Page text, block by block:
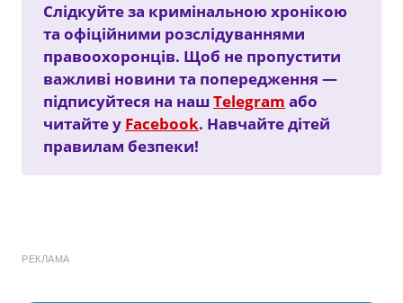
Слідкуйте за кримінальною хронікою
та офіційними розслідуваннями
правоохоронців. Щоб не пропустити
важливі новини та попередження —
підписуйтеся на нашTelegram або
читайте у Facebook. Навчайте дітей
правилам безпеки!
РЕКЛАМА